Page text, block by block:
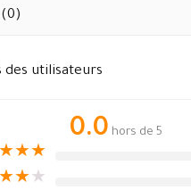
des utilisateurs
0.0 hors de 5
★★★
★★★